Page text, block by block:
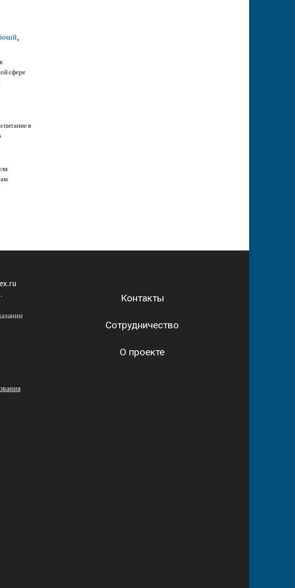
сфере
в
Контакты
Сотрудничество
О проекте